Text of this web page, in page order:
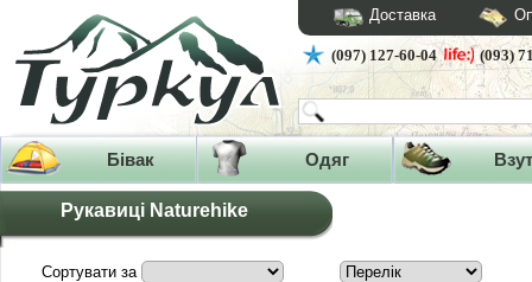
Доставка
(097) 127-60-04 (093)
Бівак Одяг
Рукавиці Naturehike
Сортувати за